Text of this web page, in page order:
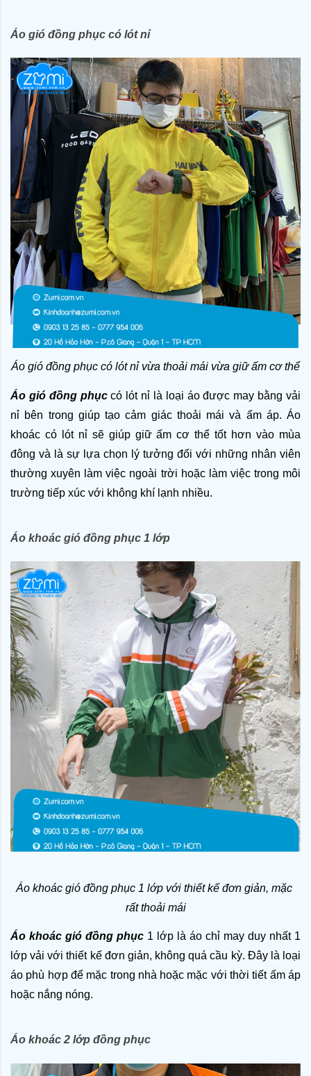
Áo gió đồng phục có lót nỉ
Áo gió đồng phục có lót nỉ vừa thoải mái vừa giữ ấm cơ thể
Áo gió đồng phục có lót nỉ là loại áo được may bằng vải
nỉ bên trong giúp tạo cảm giác thoải mái và ấm áp. Áo
khoác có lót nỉ sẽ giúp giữ ấm cơ thể tốt hơn vào mùa
đông và là sự lựa chọn lý tưởng đối với những nhân viên
thường xuyên làm việc ngoài trời hoặc làm việc trong môi
trường tiếp xúc với không khí lạnh nhiều.
Áo khoác gió đồng phục 1 lớp
Áo khoác gió đồng phục 1 lớp với thiết kế đơn giản, mặc
rất thoải mái
Áo khoác gió đồng phục 1 lớp là áo chỉ may duy nhất 1
lớp vải với thiết kế đơn giản, không quá cầu kỳ. Đây là loại
áo phù hợp để mặc trong nhà hoặc mặc với thời tiết ấm áp
hoặc nắng nóng.
Áo khoác 2 lớp đồng phục